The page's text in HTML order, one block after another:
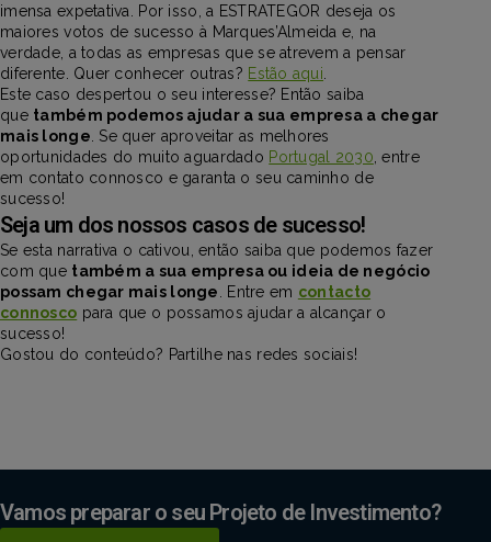
imensa expetativa. Por isso, a ESTRATEGOR deseja os
maiores votos de sucesso à Marques’Almeida e, na
verdade, a todas as empresas que se atrevem a pensar
diferente. Quer conhecer outras? Estão aqui
Este caso despertou o seu interesse? Então saiba
que também podemos ajudar a sua empresa a chegar
mais longe . Se quer aproveitar as melhores
oportunidades do muito aguardado Portugal 2030 , entre
em contato connosco e garanta o seu caminho de
sucesso!
Seja um dos nossos casos de sucesso!
Se esta narrativa o cativou, então saiba que podemos fazer
com que também a sua empresa ou ideia de negócio
possam chegar mais longe
. Entre em contacto
connosco para que o possamos ajudar a alcançar o
sucesso!
Gostou do conteúdo? Partilhe nas redes sociais!
Vamos preparar o seu Projeto de Investimento?